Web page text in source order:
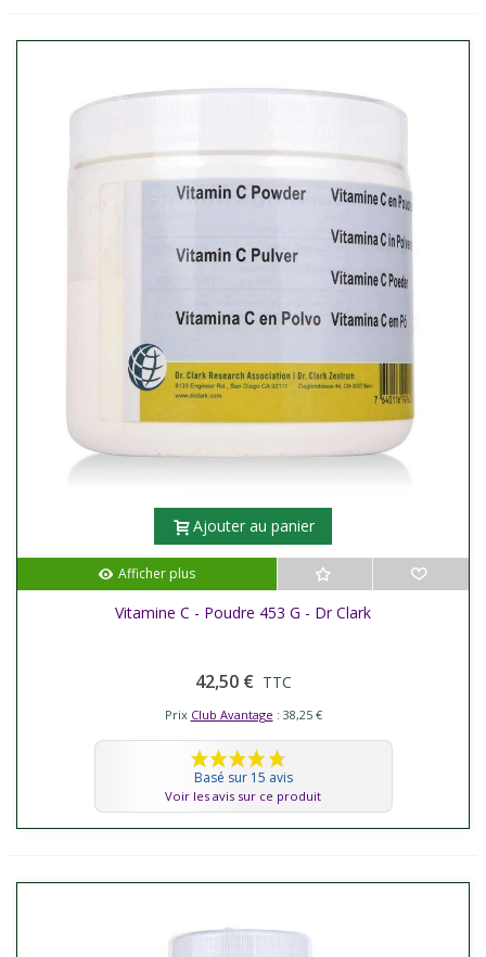
Ajouter au panier
Afficher plus
Vitamine C - Poudre 453 G - Dr Clark
42,50 € TTC
Prix Club Avantage : 38,25 €
Basé sur 15 avis
Voir les avis sur ce produit